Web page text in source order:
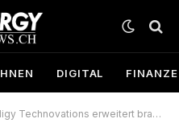
DIGITAL
erweitert branchenführenden I3C Protocol Exerciser and Analyzer um fortschrittliche Unterstützung für NVMe-MI, SPDM und PLDM auf Anwendungsebene